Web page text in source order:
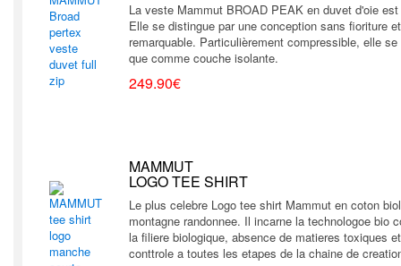
La veste Mammut BROAD PEAK en duvet d'oie
Elle se distingue par une conception sans fioriture
remarquable. Particulièrement compressible, elle
que comme couche isolante.
249.90€
MAMMUT
LOGO TEE SHIRT
Le plus celebre Logo tee shirt Mammut en coton
montagne randonnee. Il incarne la technologoe bio
la filiere biologique, absence de matieres toxiques
conttrole a toutes les etapes de la chaine de